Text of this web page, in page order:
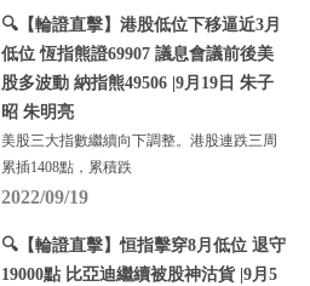
🔍【輪證直擊】港股低位下移逼近3月
低位 恆指熊證69907 議息會議前後美
股多波動 納指熊49506 |9月19日 朱子
昭 朱明亮
美股三大指數繼續向下調整。港股連跌三周
累插1408點，累積跌
2022/09/19
🔍【輪證直擊】恒指擊穿8月低位 退守
19000點 比亞迪繼續被股神沽貨 |9月5